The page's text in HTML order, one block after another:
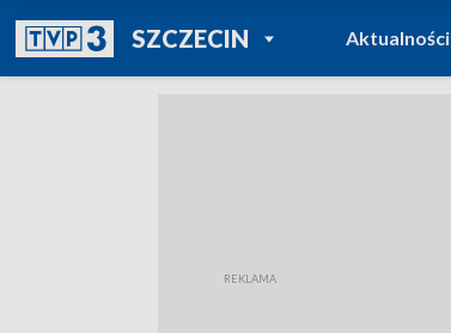
SZCZECINPOWRÓT DO
TVP REGIONY
Aktualności